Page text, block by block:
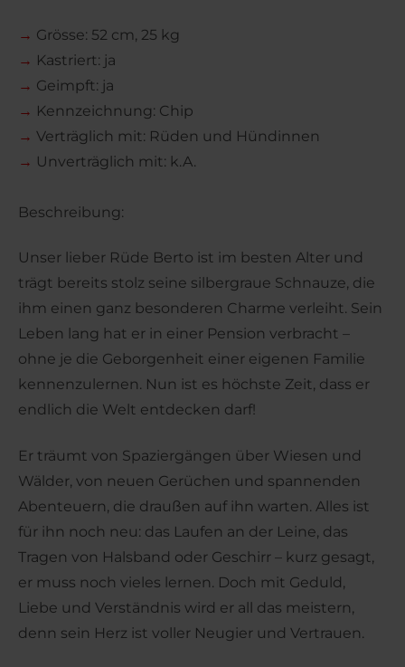
→ Grösse: 52 cm, 25 kg
→ Kastriert: ja
→ Geimpft: ja
→ Kennzeichnung: Chip
→ Verträglich mit: Rüden und Hündinnen
→ Unverträglich mit: k.A.
Beschreibung:
Unser lieber Rüde Berto ist im besten Alter und
trägt bereits stolz seine silbergraue Schnauze, die
ihm einen ganz besonderen Charme verleiht. Sein
Leben lang hat er in einer Pension verbracht –
ohne je die Geborgenheit einer eigenen Familie
kennenzulernen. Nun ist es höchste Zeit, dass er
endlich die Welt entdecken darf!
Er träumt von Spaziergängen über Wiesen und
Wälder, von neuen Gerüchen und spannenden
Abenteuern, die draußen auf ihn warten. Alles ist
für ihn noch neu: das Laufen an der Leine, das
Tragen von Halsband oder Geschirr – kurz gesagt,
er muss noch vieles lernen. Doch mit Geduld,
Liebe und Verständnis wird er all das meistern,
denn sein Herz ist voller Neugier und Vertrauen.